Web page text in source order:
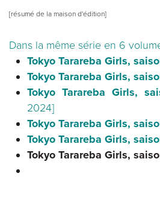
[résumé de la maison d'édition]
Dans la même série en 6
Tokyo Tarareba Girls,
Tokyo Tarareba Girls,
Tokyo Tarareba Girls,
2024]
Tokyo Tarareba Girls,
Tokyo Tarareba Girls,
Tokyo Tarareba Girls,